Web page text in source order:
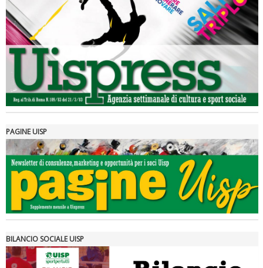
Luglio 2026: "Pensando con i piedi, si possono fare le
rivoluzioni"
Tiziano Pesce a Radio InBlu2000 traccia il bilancio della stagione
PAGINE UISP
BILANCIO SOCIALE UISP